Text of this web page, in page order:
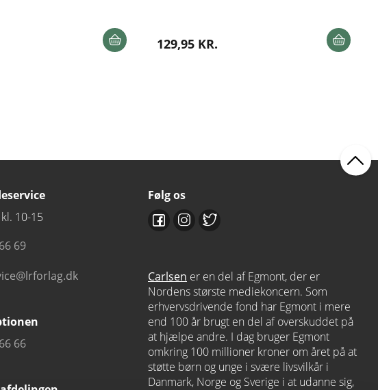
129,95 KR.
10-15
69
66
Følg os
Carlsen er en del af Egmont, der er
Nordens største mediekoncern. Som
erhvervsdrivende fond har Egmont i mere
end 100 år brugt en del af overskuddet på
at hjælpe andre. I dag bruger Egmont
omkring 100 millioner kroner om året på at
støtte børn og unge i svære livsvilkår i
Danmark, Norge og Sverige i at udanne sig,